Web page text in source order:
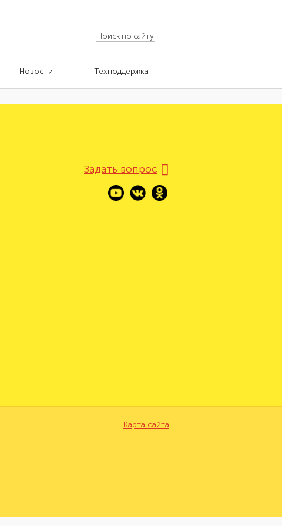
Новости Техподдержка
Задать вопрос
Карта сайта